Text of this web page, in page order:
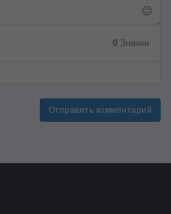
0 Значки
Отправить комментарий